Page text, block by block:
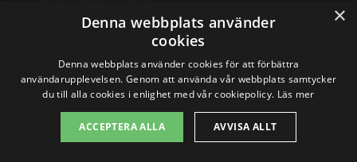
Västra Ed
Kristdala
×
Denna webbplats använder
cookies
Denna webbplats använder cookies för att förbättra
användarupplevelsen. Genom att använda vår webbplats samtycker
du till alla cookies i enlighet med vår cookiepolicy. Läs mer
ACCEPTERA ALLA AVVISA ALLT